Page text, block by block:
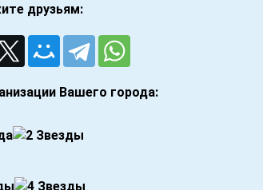
друзьям:
Вашего города: